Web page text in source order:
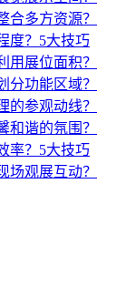
合多方资源？
度？5大技巧
用展位面积？
分功能区域？
的参观动线？
和谐的氛围？
率？5大技巧
场观展互动？